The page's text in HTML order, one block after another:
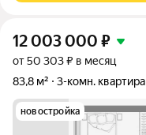
12 003 000 ₽
от 50 303 ₽ в месяц
83,8 м²
3-комн. квартира
новостройка